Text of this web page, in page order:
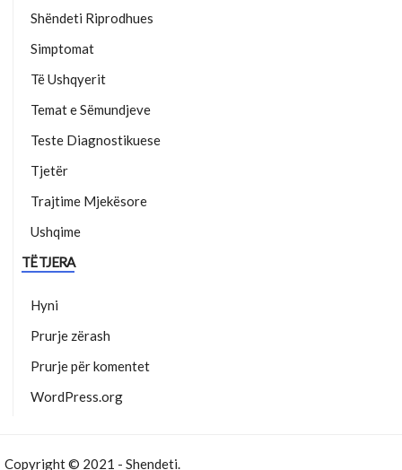
Shëndeti Riprodhues
Simptomat
Të Ushqyerit
Temat e Sëmundjeve
Teste Diagnostikuese
Tjetër
Trajtime Mjekësore
Ushqime
TË TJERA
Hyni
Prurje zërash
Prurje për komentet
WordPress.org
Copyright © 2021 - Shendeti.